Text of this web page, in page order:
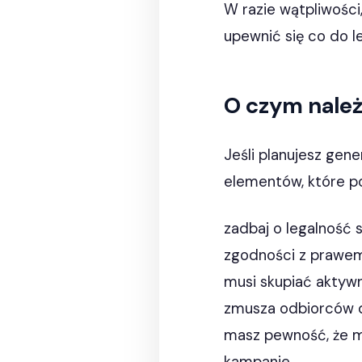
W razie
upewnić się co do
O czym
Jeśli planujesz
elementów, które
zadbaj o legalność
zgodności z
musi skupiać
zmusza odbiorców
masz pewność, że